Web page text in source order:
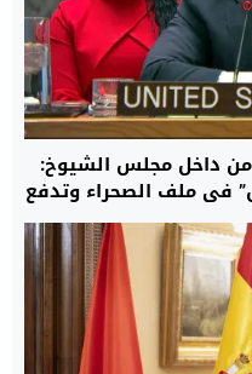
من داخل مجلس الشيوخ:
في ملف الصحراء وتدفع
تنهي نزاع الخمسة